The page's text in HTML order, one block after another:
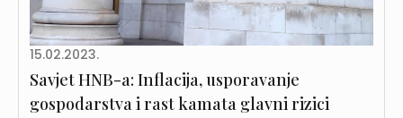
15.02.2023.
Savjet HNB-a: Inflacija, usporavanje
gospodarstva i rast kamata glavni rizici